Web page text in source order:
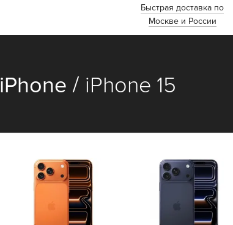
Быстрая доставка по
Москве и России
iPhone / iPhone 15